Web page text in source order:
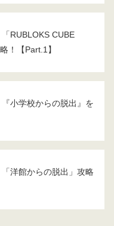
「RUBLOKS CUBE
！【Part.1】
『小学校からの脱出』を
「洋館からの脱出」攻略